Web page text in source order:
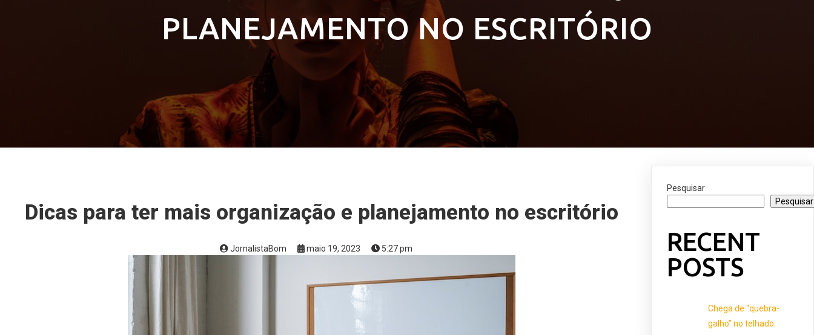
PLANEJAMENTO NO ESCRITÓRIO
Dicas para ter mais organização e planejamento no escritório
JornalistaBom maio 19, 2023 5:27 pm
Pesquisar
Pesquisar
RECENT
POSTS
Chega de “quebra-
galho” no telhado: